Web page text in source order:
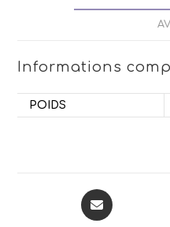
Informations
POIDS
Opens
in